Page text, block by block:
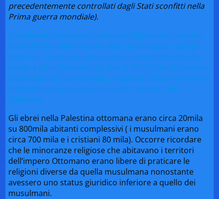
precedentemente controllati dagli Stati sconfitti nella
Prima guerra mondiale).
Il sionismo, movimento politico religioso che intende
costituire in Palestina uno stato ebraico per tutti gli
ebrei del mondo, in quegli anni si stava diffondendo
sempre più in Europa ma, fino al 1917, i sionisti erano
vaghi riguardo ai loro reali progetti di creazione di uno
stato ebraico per paura di essere cacciati dalla
Palestina.
Gli ebrei nella Palestina ottomana erano circa 20mila
su 800mila abitanti complessivi ( i musulmani erano
circa 700 mila e i cristiani 80 mila). Occorre ricordare
che le minoranze religiose che abitavano i territori
dell’impero Ottomano erano libere di praticare le
religioni diverse da quella musulmana nonostante
avessero uno status giuridico inferiore a quello dei
musulmani.